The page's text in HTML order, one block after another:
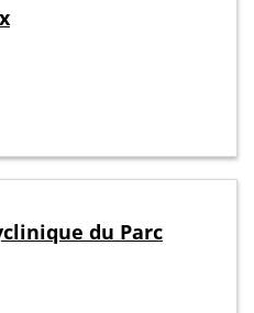
du Parc